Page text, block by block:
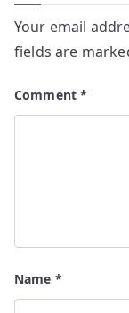
Your email
fields are
Comment*
Name *